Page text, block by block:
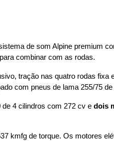
de som Alpine premium
combinar com as rodas.
tração nas quatro rodas
com pneus de lama 255/75 de
4 cilindros com 272 cv e dois
kmfg de torque. Os motores